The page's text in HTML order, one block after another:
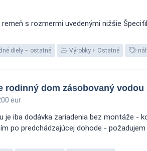
s rozmermi uvedenými nižšie
diely – ostatné Výrobky Ostatné
rodinný dom zásobovaný vodou
eur
iba dodávka zariadenia bez montáže -
po predchádzajúcej dohode -